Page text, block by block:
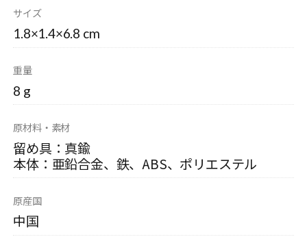
サイズ
1.8×1.4×6.8 cm
重量
8 g
原材料・素材
留め具：真鍮
本体：亜鉛合金、鉄、ABS、ポリエステル
原産国
中国